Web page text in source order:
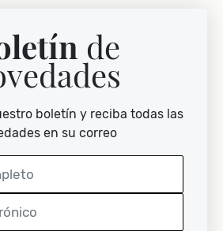
de
boletín y reciba todas las
en su correo